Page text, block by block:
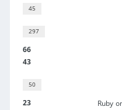
45
297
66
43
50
23